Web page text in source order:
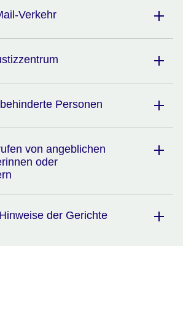
Verkehr
Personen
von angeblichen
oder
der Gerichte